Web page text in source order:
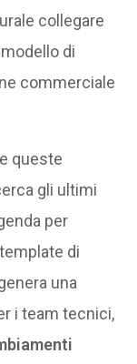
collegare
di
commerciale
queste
gli ultimi
per
di
una
i team tecnici,